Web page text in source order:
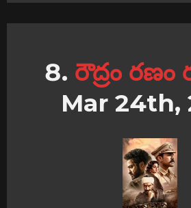
రౌద్రం రణం
Mar 24th,